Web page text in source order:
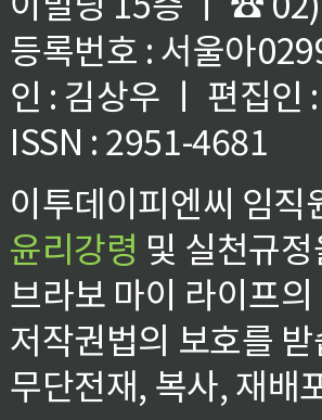
등록번호 : 서울아
인 : 김상우 ㅣ 편집인
ISSN : 2951-4681
이투데이피엔씨 임
윤리강령 및 실천규
브라보 마이 라이프
저작권법의 보호를
무단전재, 복사, 재배